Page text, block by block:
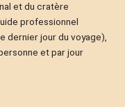
et du cratère
professionnel
dernier jour du voyage),
et par jour